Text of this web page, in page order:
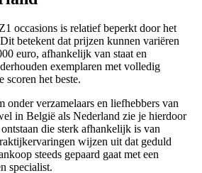
occasions is relatief beperkt door het
betekent dat prijzen kunnen variëren
euro, afhankelijk van staat en
exemplaren met volledig
scoren het beste.
onder verzamelaars en liefhebbers van
in België als Nederland zie je hierdoor
die sterk afhankelijk is van
wijzen uit dat geduld
steeds gepaard gaat met een
specialist.